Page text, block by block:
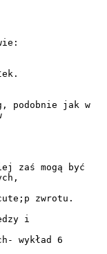
podobnie jak w
zaś mogą być
zwrotu.
i
wykład 6